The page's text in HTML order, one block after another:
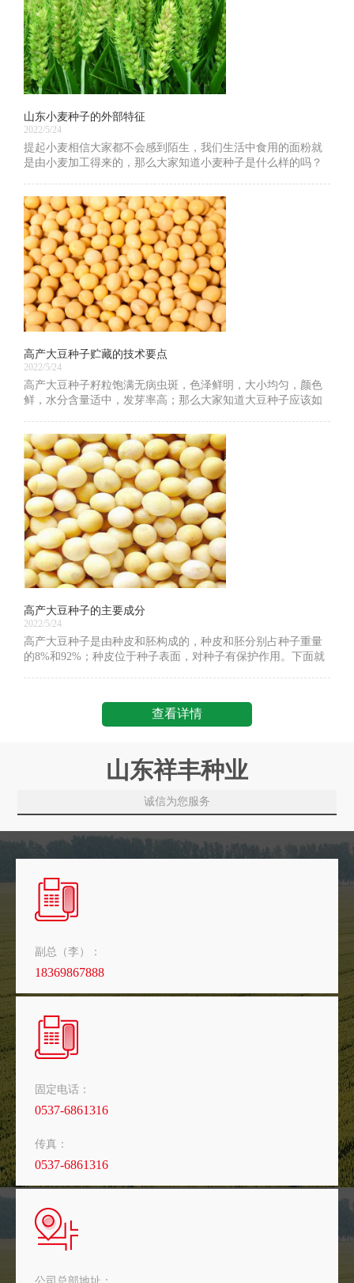
山东小麦种子的外部特征
2022/5/24
提起小麦相信大家都不会感到陌生，我们生活中食用的面粉就
是由小麦加工得来的，那么大家知道小麦种子是什么样的吗？
高产大豆种子贮藏的技术要点
2022/5/24
高产大豆种子籽粒饱满无病虫斑，色泽鲜明，大小均匀，颜色
鲜，水分含量适中，发芽率高；那么大家知道大豆种子应该如
高产大豆种子的主要成分
2022/5/24
高产大豆种子是由种皮和胚构成的，种皮和胚分别占种子重量
的8%和92%；种皮位于种子表面，对种子有保护作用。下面就
查看详情
山东祥丰种业
诚信为您服务
副总（李）：
18369867888
固定电话：
0537-6861316
传真：
0537-6861316